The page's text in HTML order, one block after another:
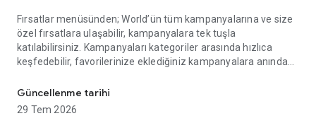
Fırsatlar menüsünden; World’ün tüm kampanyalarına ve size
özel fırsatlara ulaşabilir, kampanyalara tek tuşla
katılabilirsiniz. Kampanyaları kategoriler arasında hızlıca
keşfedebilir, favorilerinize eklediğiniz kampanyalara anında
aradığınız kampanyayı kolayca bulabilir, kampanya
katılımlarınızı, kazanım süreçlerinizi ve elde ettiğiniz puan ile
Güncellenme tarihi
29 Tem 2026